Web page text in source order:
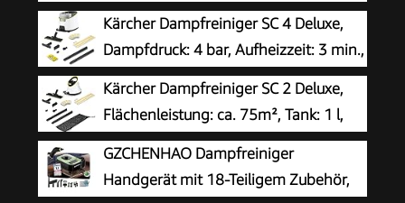
Leistung: 1.200 W, Flächenleistung: 20
m², Tank: 200 ml, mit Hand-, Punktstrahl- und
Powerdüse, Mikrofaser-Überzug und Rundbürste
Kärcher Dampfreiniger SC 4 Deluxe,
Dampfdruck: 4 bar, Aufheizzeit: 3 min.,
Fläche: ca. 130 m², Tank: 0,5 l + 1,3 l,
inkl. Bodenreinigungsset EasyFix, Düsen,
Mikrofaser-Überzug und Bürsten, Weiß
Kärcher Dampfreiniger SC 2 Deluxe,
Flächenleistung: ca. 75m², Tank: 1 l,
Dampfdruck: max. 3,2 bar, Aufheizzeit:
6,5 min., Heizleistung: 1.500 W, mit
Bodenreinigungsset EasyFix und 3 Düsen,Single
GZCHENHAO Dampfreiniger
Handgerät mit 18-Teiligem Zubehör,